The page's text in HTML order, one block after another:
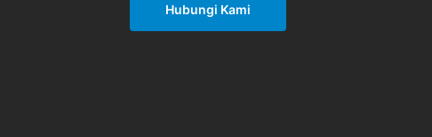
Hubungi Kami